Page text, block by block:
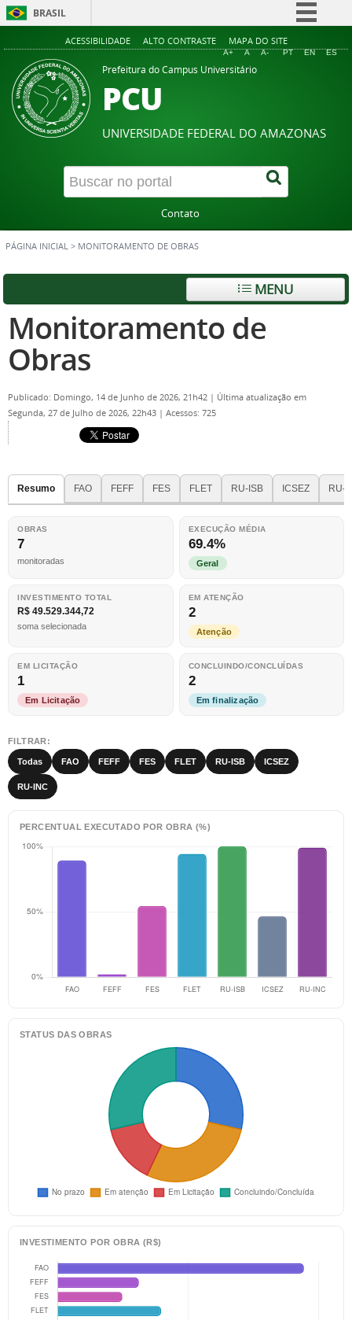
BRASIL
Simplifique!
Comunica BR
Legislação
Canais
ACESSIBILIDADE ALTO CONTRASTE MAPA DO SITE
A+ A A- PT EN ES
Prefeitura do Campus Universitário
PCU
UNIVERSIDADE FEDERAL DO AMAZONAS
Contato
PÁGINA INICIAL > MONITORAMENTO DE OBRAS
MENU
Monitoramento de
Obras
Publicado: Domingo, 14 de Junho de 2026, 21h42 | Última atualização em
Segunda, 27 de Julho de 2026, 22h43 | Acessos: 725
Resumo FAO FEFF FES FLET RU-ISB ICSEZ RU-
OBRAS
7
monitoradas
EXECUÇÃO MÉDIA
69.4%
Geral
INVESTIMENTO TOTAL
R$ 49.529.344,72
soma selecionada
EM ATENÇÃO
2
Atenção
EM LICITAÇÃO
1
Em Licitação
CONCLUINDO/CONCLUÍDAS
2
Em finalização
FILTRAR:
Todas FAO FEFF FES FLET RU-ISB ICSEZ
RU-INC
PERCENTUAL EXECUTADO POR OBRA (%)
STATUS DAS OBRAS
INVESTIMENTO POR OBRA (R$)